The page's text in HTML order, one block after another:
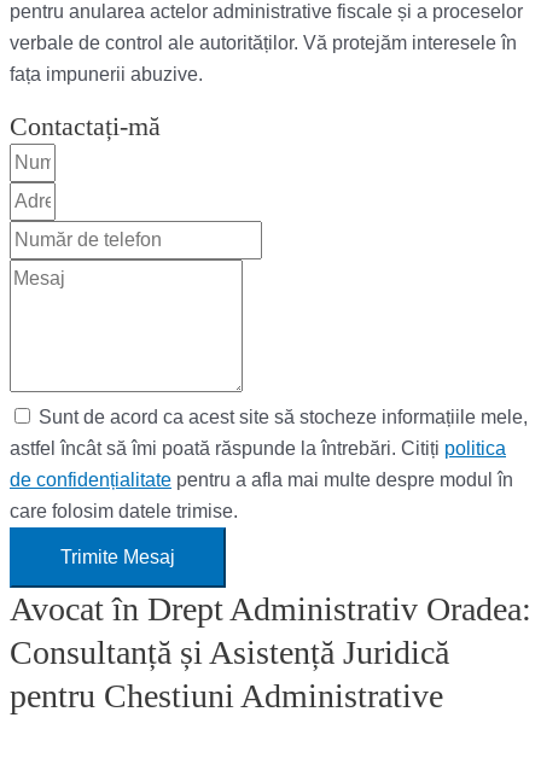
pentru anularea actelor administrative fiscale și a proceselor
verbale de control ale autorităților. Vă protejăm interesele în
fața impunerii abuzive.
Contactați-mă
Sunt de acord ca acest site să stocheze informațiile mele,
astfel încât să îmi poată răspunde la întrebări. Citiți politica
de confidențialitate pentru a afla mai multe despre modul în
care folosim datele trimise.
Trimite Mesaj
Avocat în Drept Administrativ Oradea:
Consultanță și Asistență Juridică
pentru Chestiuni Administrative